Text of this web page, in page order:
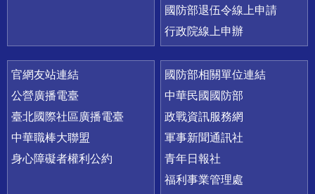
國防部退伍令線上申請
行政院線上申辦
官網友站連結
公營廣播電臺
臺北國際社區廣播電臺
中華職棒大聯盟
身心障礙者權利公約
國防部相關單位連結
中華民國國防部
政戰資訊服務網
軍事新聞通訊社
青年日報社
福利事業管理處